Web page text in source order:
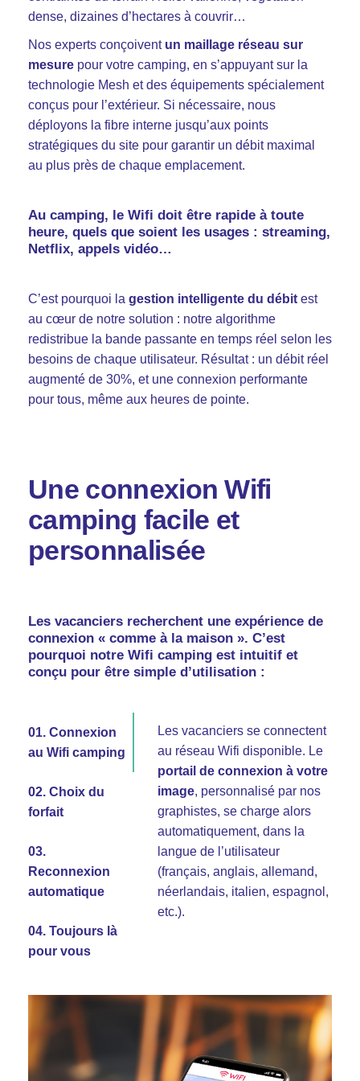
Follow Us
dense, dizaines d’hectares à couvrir…
Nos experts conçoivent un maillage réseau sur
mesure pour votre camping, en s’appuyant sur la
technologie Mesh et des équipements spécialement
conçus pour l’extérieur. Si nécessaire, nous
déployons la fibre interne jusqu’aux points
stratégiques du site pour garantir un débit maximal
au plus près de chaque emplacement.
Au camping, le Wifi doit être rapide à toute
heure, quels que soient les usages : streaming,
Netflix, appels vidéo…
C’est pourquoi la gestion intelligente du débit est
au cœur de notre solution : notre algorithme
redistribue la bande passante en temps réel selon les
besoins de chaque utilisateur. Résultat : un débit réel
augmenté de 30%, et une connexion performante
pour tous, même aux heures de pointe.
Une connexion Wifi
camping facile et
personnalisée
Les vacanciers recherchent une expérience de
connexion « comme à la maison ». C’est
pourquoi notre Wifi camping est intuitif et
conçu pour être simple d’utilisation :
01. Connexion
au Wifi camping
02. Choix du
forfait
03.
Reconnexion
automatique
04. Toujours là
pour vous
Les vacanciers se connectent
au réseau Wifi disponible. Le
portail de connexion à votre
image, personnalisé par nos
graphistes, se charge alors
automatiquement, dans la
langue de l’utilisateur
(français, anglais, allemand,
néerlandais, italien, espagnol,
etc.).
En accès
gratuit
Ou bien en choisissant le
forfait payant
durant toute la durée de son
séjour et dans tous les
espaces
notre service
dédié vous accompagne
Vous souhaitez des cartes
Wifi prépayées ? Profitez d’un
24h la quantité et le type de
carte demandé.
Toujours
disponible pour
vous comme pour vos